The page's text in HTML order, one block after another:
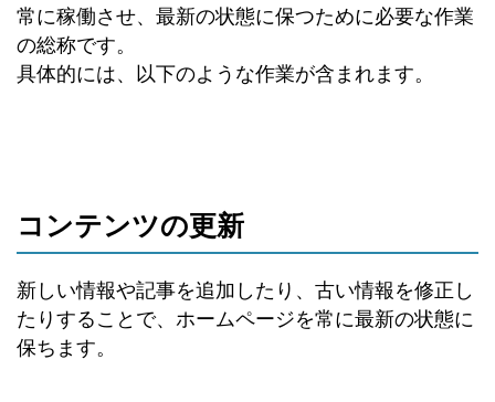
常に稼働させ、最新の状態に保つために必要な作業
の総称です。
具体的には、以下のような作業が含まれます。
コンテンツの更新
新しい情報や記事を追加したり、古い情報を修正し
たりすることで、ホームページを常に最新の状態に
保ちます。